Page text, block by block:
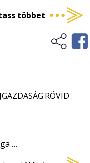
magyar tejgazdaság
munkáját.
többet
RÖVID